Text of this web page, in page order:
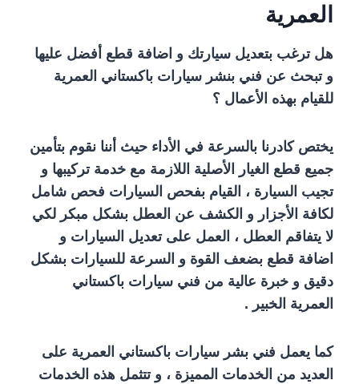
العمرية
هل ترغب بتعديل سيارتك و اضافة قطع أفضل عليها
و تبحث عن فني بنشر سيارات باكستاني العمرية
للقيام بهذه الأعمال ؟
يختص كادرنا بالسرعة في الأداء حيث أننا نقوم بتأمين
جميع قطع الغيار الأصلية اللازمة مع خدمة تركيبها و
تجيب السيارة ، القيام بفحص السيارات فحص شامل
لكافة الأجزار و الكشف عن العطل بشكل مبكر لكي
لا يتفاقم العطل ، العمل على تعديل السيارات و
اضافة قطع بضعف القوة و السرعة للسيارات بشكل
دقيق و خبرة عالية من فني سيارات باكستاني
العمرية الخبير .
كما يعمل فني بشر سيارات باكستاني العمرية على
العديد من الخدمات المميزة ، و تتثمل هذه الخدمات